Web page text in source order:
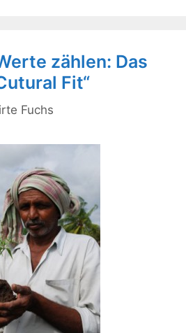
zählen: Das
Fit“
Fuchs